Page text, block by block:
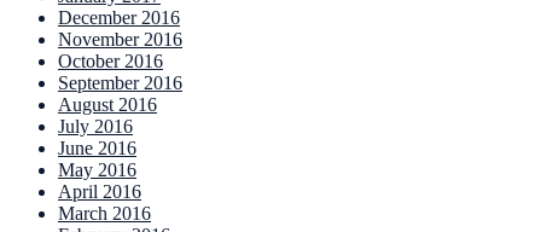
December 2016
November 2016
October 2016
September 2016
August 2016
July 2016
June 2016
May 2016
April 2016
March 2016